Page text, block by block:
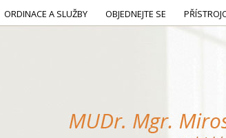
ORDINACE A SLUŽBY OBJEDNEJTE SE